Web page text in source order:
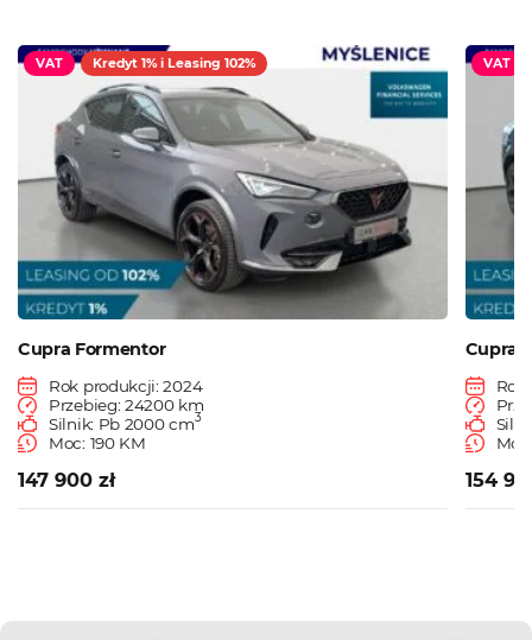
VAT Kredyt 1% i Leasing 102%
Cupra Formentor
Rok produkcji: 2024
Przebieg: 24200 km
Silnik: Pb 2000 cm3
Moc: 190 KM
147 900 zł
VAT
Cupra
Rok
154